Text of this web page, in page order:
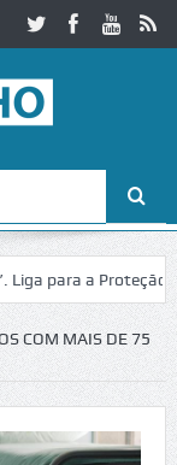
para a Proteção da
Castelo de Cerveira
COM MAIS DE 75